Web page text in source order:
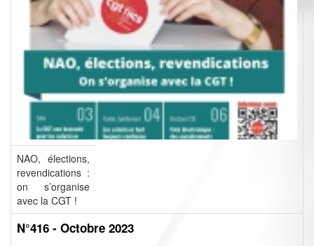
NAO, élections,
revendications :
on s’organise
avec la CGT !
N°416 - Octobre 2023